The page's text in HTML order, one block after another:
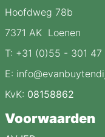
Hoofdweg 78b
7371 AK Loenen
T: +31 (0)55 - 301 47
E:
KvK: 08158862
Voorwaarden